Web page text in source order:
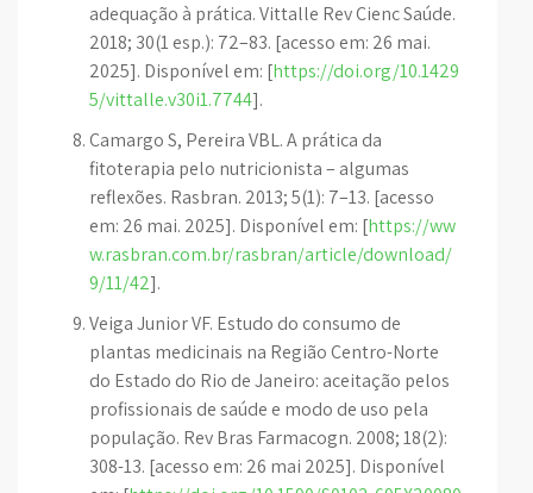
adequação à prática. Vittalle Rev Cienc Saúde.
2018; 30(1 esp.): 72–83. [acesso em: 26 mai.
2025]. Disponível em: [https://doi.org/10.1429
5/vittalle.v30i1.7744].
Camargo S, Pereira VBL. A prática da
fitoterapia pelo nutricionista – algumas
reflexões. Rasbran. 2013; 5(1): 7–13. [acesso
em: 26 mai. 2025]. Disponível em: [https://ww
w.rasbran.com.br/rasbran/article/download/
9/11/42].
Veiga Junior VF. Estudo do consumo de
plantas medicinais na Região Centro-Norte
do Estado do Rio de Janeiro: aceitação pelos
profissionais de saúde e modo de uso pela
população. Rev Bras Farmacogn. 2008; 18(2):
308-13. [acesso em: 26 mai 2025]. Disponível